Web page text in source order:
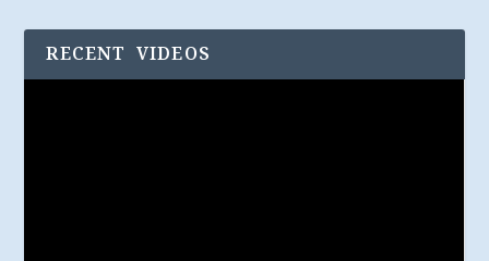
RECENT VIDEOS